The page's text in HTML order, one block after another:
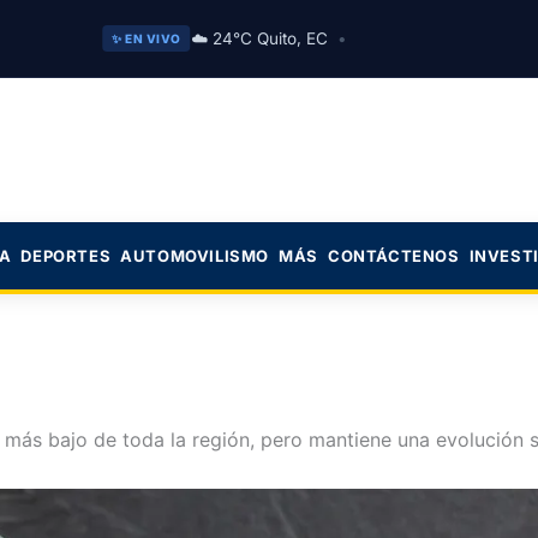
✨ EN VIVO ☁️ 24°C Quito, EC •
DEPORTES AUTOMOVILISMO MÁS CONTÁCTENOS
bajo de toda la región, pero mantiene una evolución